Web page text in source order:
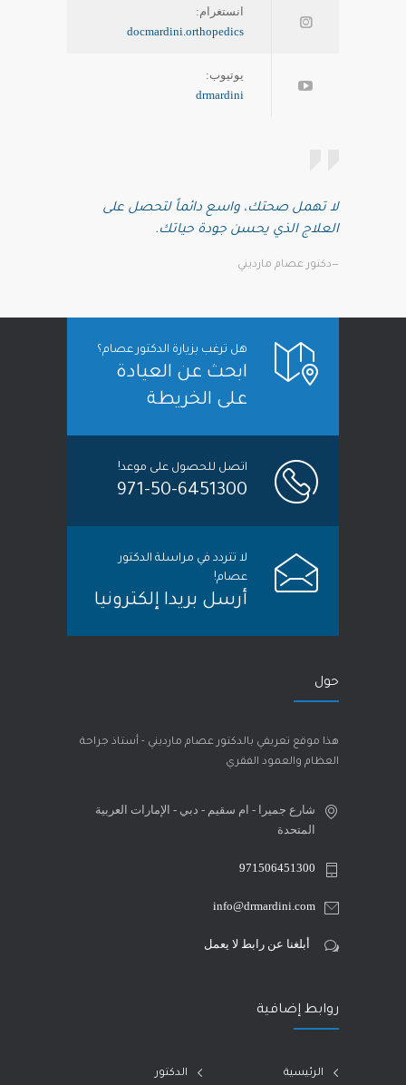
انستغرام:
docmardini.orthopedics
يوتيوب:
drmardini
لا تهمل صحتك، واسع دائماً لتحصل على
العلاج الذي يحسن جودة حياتك.
—دكتور عصام مارديني
هل ترغب بزيارة الدكتور عصام؟
ابحث عن العيادة
على الخريطة
اتصل للحصول على موعد!
971-50-6451300
لا تتردد في مراسلة الدكتور
عصام!
أرسل بريدا إلكترونيا
حول
هذا موقع تعريفي بالدكتور عصام مارديني - أستاذ جراحة
العظام والعمود الفقري
شارع جميرا - ام سقيم - دبي - الإمارات العربية
المتحدة
971506451300
info@drmardini.com
أبلغنا عن رابط لا يعمل
روابط إضافية
الرئيسية الدكتور